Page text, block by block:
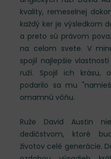
kvality, remeselnej
každý ker je výsledkom
a preto sú právom
na celom svete. V
spojil najlepšie
ruží. Spojil ich krásu,
podarilo sa mu
omamnú vôňu.
Ruže David Austin
dedičstvom, ktoré
životov celé generácie.